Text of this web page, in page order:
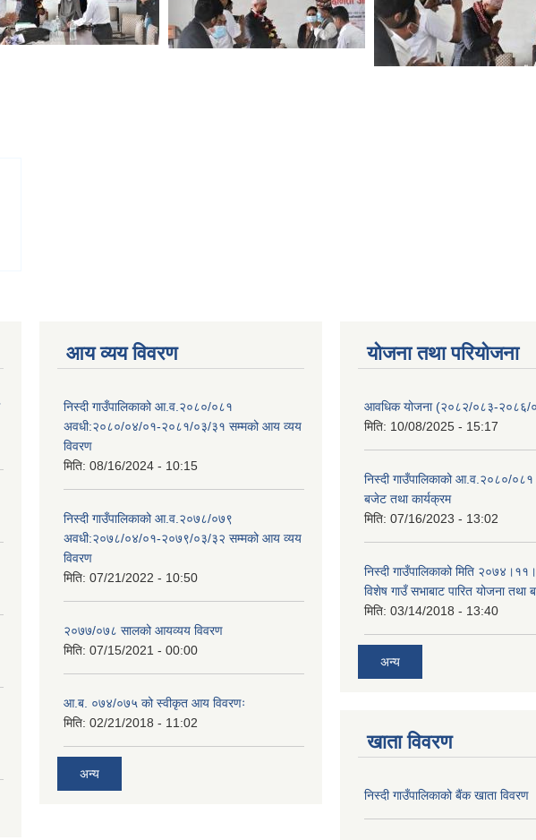
आय व्यय विवरण
निस्दी गाउँपालिकाको आ.व.२०८०/०८१
अवधी:२०८०/०४/०१-२०८१/०३/३१ सम्मको आय व्यय
विवरण
मिति: 08/16/2024 - 10:15
निस्दी गाउँपालिकाको आ.व.२०७८/०७९
अवधी:२०७८/०४/०१-२०७९/०३/३२ सम्मको आय व्यय
विवरण
मिति: 07/21/2022 - 10:50
२०७७/०७८ सालको आयव्यय विवरण
मिति: 07/15/2021 - 00:00
आ.ब. ०७४/०७५ को स्वीकृत आय विवरणः
मिति: 02/21/2018 - 11:02
अन्य
योजना तथा परियोजना
आवधिक योजना (२०८२/०८३-२०८६/
मिति: 10/08/2025 - 15:17
निस्दी गाउँपालिकाको आ.व.२०८०/०८१
बजेट तथा कार्यक्रम
मिति: 07/16/2023 - 13:02
निस्दी गाउँपालिकाको मिति
विशेष गाउँ सभाबाट पारित योजना तथा
मिति: 03/14/2018 - 13:40
अन्य
खाता विवरण
निस्दी गाउँपालिकाको बैंक खाता विवरण